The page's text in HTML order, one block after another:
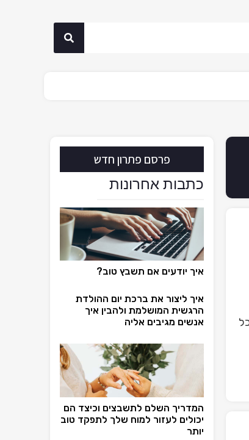
פרסם פתרון חדש
כתבות אחרונות
איך יודעים אם תשבץ טוב?
איך ליצור את ברכת יום ההולדת
הרגשית המושלמת ולהבין איך
אנשים מגיבים אליה
המדריך השלם לתשבצים וכיצד הם
יכולים לעזור למוח שלך לתפקד טוב
יותר